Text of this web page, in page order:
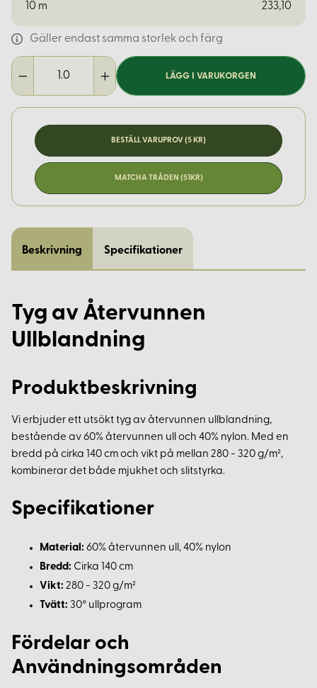
10 m 233,10
Gäller endast samma storlek och färg
LÄGG I VARUKORGEN
BESTÄLL VARUPROV (5 KR)
MATCHA TRÅDEN (51KR)
Beskrivning Specifikationer
Tyg av Återvunnen
Ullblandning
Produktbeskrivning
Vi erbjuder ett utsökt tyg av återvunnen ullblandning,
bestående av 60% återvunnen ull och 40% nylon. Med en
bredd på cirka 140 cm och vikt på mellan 280 - 320 g/m²,
kombinerar det både mjukhet och slitstyrka.
Specifikationer
Material: 60% återvunnen ull, 40% nylon
Bredd: Cirka 140 cm
Vikt: 280 - 320 g/m²
Tvätt: 30° ullprogram
Fördelar och
Användningsområden